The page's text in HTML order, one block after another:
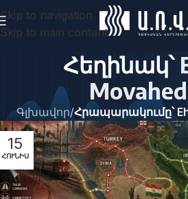
Skip to navigation
Skip to main content
Հեղինակ՝
Գլխավոր/Հրապարակումը՝
15
ՀՈՒՆԻՍ